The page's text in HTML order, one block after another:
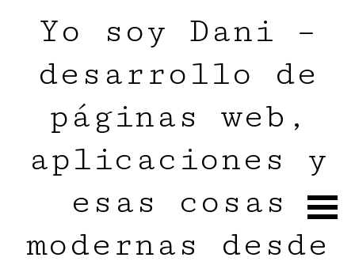
Yo soy Dani –
desarrollo de
páginas web,
aplicaciones y
esas cosas
modernas desde